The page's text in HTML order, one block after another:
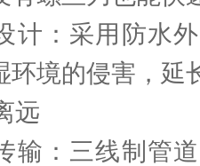
计：采用防水
环境的侵害，延
远
输：三线制管